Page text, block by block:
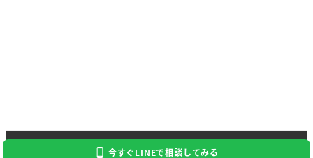
Copyright 2024 Kaitori Daikichi
今すぐLINEで相談してみる